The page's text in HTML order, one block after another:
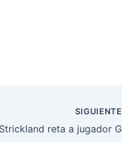
SIGUIENTE